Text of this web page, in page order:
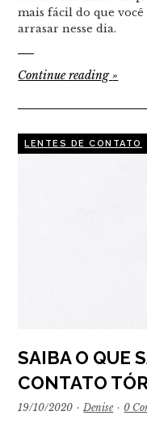
mais fácil do que você
arrasar nesse dia.
Continue reading»
LENTES DE CONTATO
SAIBA O QUE
CONTATO
19/10/2020 · Denise · 0